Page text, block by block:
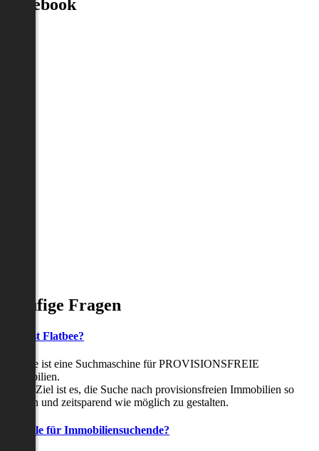
Facebook
Häufige Fragen
Was ist Flatbee?
Flatbee ist eine Suchmaschine für PROVISIONSFREIE
Immobilien.
Unser Ziel ist es, die Suche nach provisionsfreien Immobilien so
einfach und zeitsparend wie möglich zu gestalten.
Vorteile für Immobiliensuchende?